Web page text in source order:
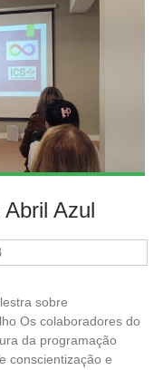
Azul
sobre
Os colaboradores do
da programação
conscientização e